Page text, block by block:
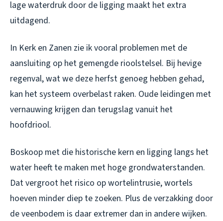
lage waterdruk door de ligging maakt het extra
uitdagend.
In Kerk en Zanen zie ik vooral problemen met de
aansluiting op het gemengde rioolstelsel. Bij hevige
regenval, wat we deze herfst genoeg hebben gehad,
kan het systeem overbelast raken. Oude leidingen met
vernauwing krijgen dan terugslag vanuit het
hoofdriool.
Boskoop met die historische kern en ligging langs het
water heeft te maken met hoge grondwaterstanden.
Dat vergroot het risico op wortelintrusie, wortels
hoeven minder diep te zoeken. Plus de verzakking door
de veenbodem is daar extremer dan in andere wijken.